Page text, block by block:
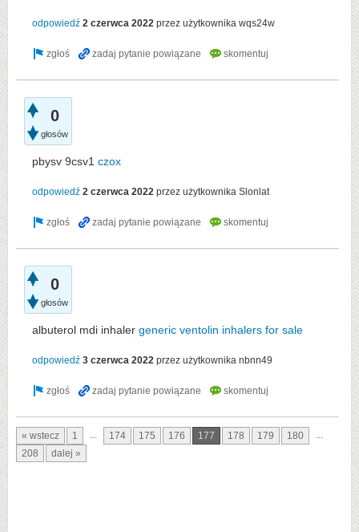
odpowiedź 2 czerwca 2022 przez użytkownika wqs24w
0
głosów
pbysv 9csv1 czox
odpowiedź 2 czerwca 2022 przez użytkownika Slonlat
0
głosów
albuterol mdi inhaler generic ventolin inhalers for sale
odpowiedź 3 czerwca 2022 przez użytkownika nbnn49
« wstecz 1 ... 174 175 176 177 178 179 180
...
208
dalej »